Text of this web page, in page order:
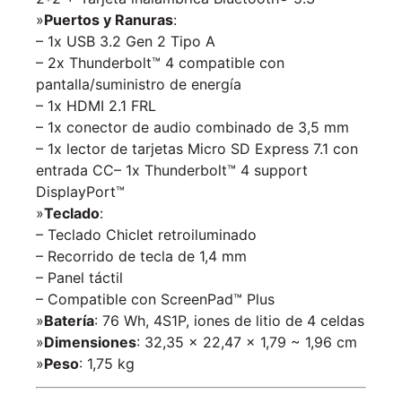
»Puertos y Ranuras:
– 1x USB 3.2 Gen 2 Tipo A
– 2x Thunderbolt™ 4 compatible con
pantalla/suministro de energía
– 1x HDMI 2.1 FRL
– 1x conector de audio combinado de 3,5 mm
– 1x lector de tarjetas Micro SD Express 7.1 con
entrada CC– 1x Thunderbolt™ 4 support
DisplayPort™
»Teclado:
– Teclado Chiclet retroiluminado
– Recorrido de tecla de 1,4 mm
– Panel táctil
– Compatible con ScreenPad™ Plus
»Batería: 76 Wh, 4S1P, iones de litio de 4 celdas
»Dimensiones: 32,35 x 22,47 x 1,79 ~ 1,96 cm
»Peso: 1,75 kg